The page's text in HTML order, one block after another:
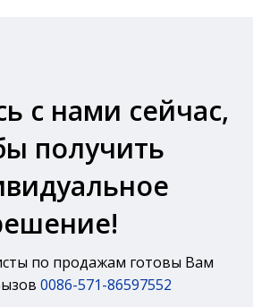
с нами сейчас,
получить
по продажам готовы Вам
0086-571-86597552